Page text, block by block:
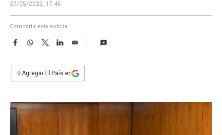
27/05/2025, 17:46
Compartir esta noticia
F
e
b
k
W
s
p
T
w
t
L
n
E
i
l
+Agregar El País en